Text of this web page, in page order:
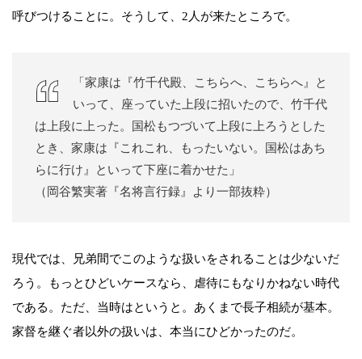
呼びつけることに。そうして、2人が来たところで。
「家康は『竹千代殿、こちらへ、こちらへ』と
いって、座っていた上段に招いたので、竹千代
は上段に上った。国松もつづいて上段に上ろうとした
とき、家康は『これこれ、もったいない。国松はあち
らに行け』といって下座に着かせた」
（岡谷繁実著『名将言行録』より一部抜粋）
現代では、兄弟間でこのような扱いをされることは少ないだ
ろう。もっとひどいケースなら、虐待にもなりかねない時代
である。ただ、当時はというと。あくまで長子相続が基本。
家督を継ぐ者以外の扱いは、本当にひどかったのだ。